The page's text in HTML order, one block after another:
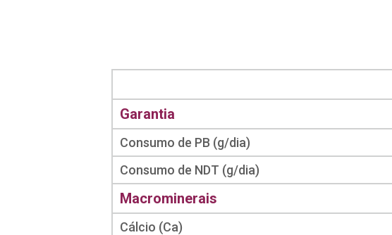
Garantia
Consumo de PB (g/dia)
Consumo de NDT (g/dia)
Macrominerais
Cálcio (Ca)